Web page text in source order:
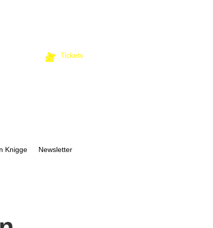
Tickets
Knigge Newsletter